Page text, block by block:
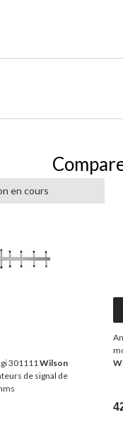
en cours
301111 Wilson
de signal de